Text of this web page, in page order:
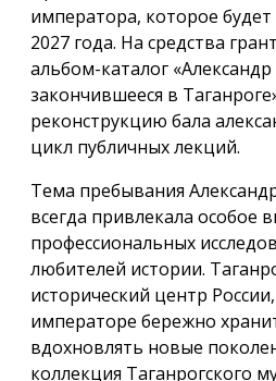
императора, которое
2027 года. На средства
альбом-каталог
закончившееся в
реконструкцию бала
цикл публичных лекций.
Тема пребывания
всегда привлекала особое
профессиональных
любителей истории.
исторический центр
императоре бережно
вдохновлять новые
коллекция Таганрогского